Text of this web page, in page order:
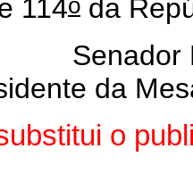
114
da
Senador
da
o